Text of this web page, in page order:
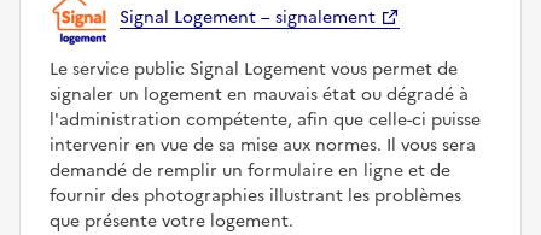
Signal Logement – signalement
Le service public Signal Logement vous permet de
signaler un logement en mauvais état ou dégradé à
l'administration compétente, afin que celle-ci puisse
intervenir en vue de sa mise aux normes. Il vous sera
demandé de remplir un formulaire en ligne et de
fournir des photographies illustrant les problèmes
que présente votre logement.